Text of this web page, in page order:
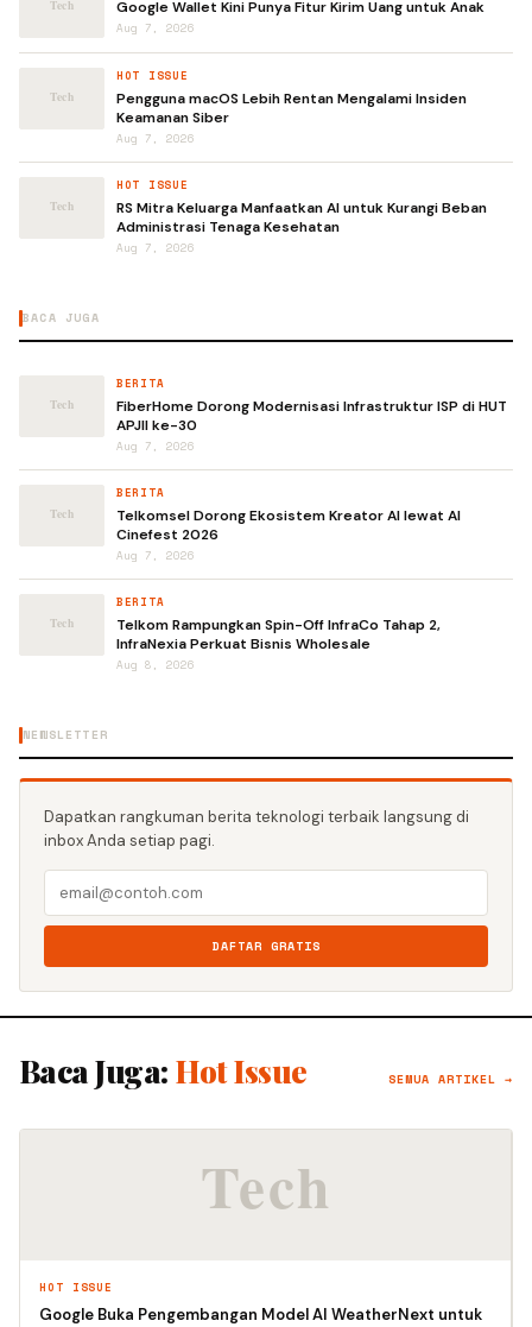
Google Wallet Kini Punya Fitur Kirim Uang untuk Anak
Aug 7, 2026
HOT ISSUE
Pengguna macOS Lebih Rentan Mengalami Insiden
Keamanan Siber
Aug 7, 2026
HOT ISSUE
RS Mitra Keluarga Manfaatkan AI untuk Kurangi Beban
Administrasi Tenaga Kesehatan
Aug 7, 2026
BACA JUGA
BERITA
FiberHome Dorong Modernisasi Infrastruktur ISP di HUT
APJII ke-30
Aug 7, 2026
BERITA
Telkomsel Dorong Ekosistem Kreator AI lewat AI
Cinefest 2026
Aug 7, 2026
BERITA
Telkom Rampungkan Spin-Off InfraCo Tahap 2,
InfraNexia Perkuat Bisnis Wholesale
Aug 8, 2026
NEWSLETTER
Dapatkan rangkuman berita teknologi terbaik langsung di
inbox Anda setiap pagi.
DAFTAR GRATIS
Baca Juga: Hot Issue SEMUA ARTIKEL →
HOT ISSUE
Google Buka Pengembangan Model AI WeatherNext untuk